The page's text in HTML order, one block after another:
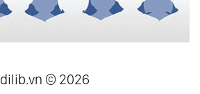
dilib.vn © 2026